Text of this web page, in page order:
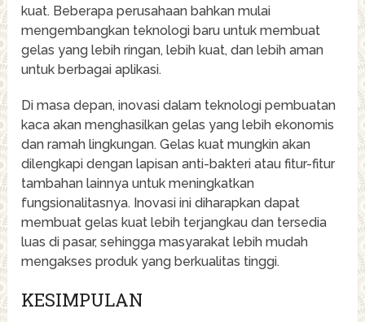
kuat. Beberapa perusahaan bahkan mulai
mengembangkan teknologi baru untuk membuat
gelas yang lebih ringan, lebih kuat, dan lebih aman
untuk berbagai aplikasi.
Di masa depan, inovasi dalam teknologi pembuatan
kaca akan menghasilkan gelas yang lebih ekonomis
dan ramah lingkungan. Gelas kuat mungkin akan
dilengkapi dengan lapisan anti-bakteri atau fitur-fitur
tambahan lainnya untuk meningkatkan
fungsionalitasnya. Inovasi ini diharapkan dapat
membuat gelas kuat lebih terjangkau dan tersedia
luas di pasar, sehingga masyarakat lebih mudah
mengakses produk yang berkualitas tinggi.
KESIMPULAN